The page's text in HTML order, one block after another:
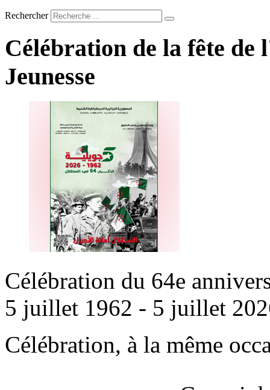
Rechercher
Célébration de la fête de
Jeunesse
Célébration du 64e
5 juillet 1962 - 5 juillet
Célébration, à la même